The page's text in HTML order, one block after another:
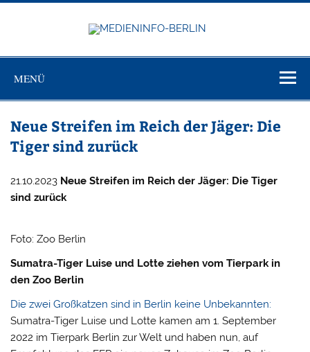
Zum
MENÜ
Neue Streifen im Reich der Jäger: Die
Tiger sind zurück
21.10.2023 Neue Streifen im Reich der Jäger: Die Tiger
sind zurück
Foto: Zoo Berlin
Sumatra-Tiger Luise und Lotte ziehen vom Tierpark in
den Zoo Berlin
Die zwei Großkatzen sind in Berlin keine Unbekannten:
Sumatra-Tiger Luise und Lotte kamen am 1. September
2022 im Tierpark Berlin zur Welt und haben nun, auf